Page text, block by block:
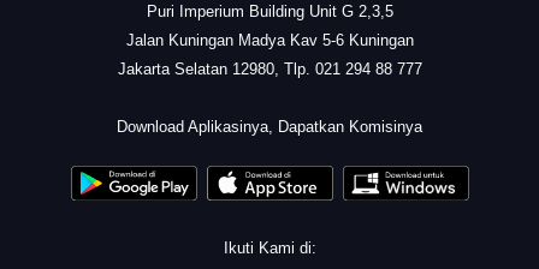
Puri Imperium Building Unit G 2,3,5
Jalan Kuningan Madya Kav 5-6 Kuningan
Jakarta Selatan 12980, Tlp. 021 294 88 777
Download Aplikasinya, Dapatkan Komisinya
Ikuti Kami di: